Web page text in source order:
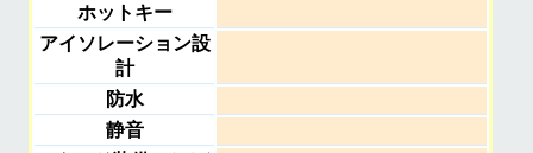
ホットキー
アイソレーション設
計
防水
静音